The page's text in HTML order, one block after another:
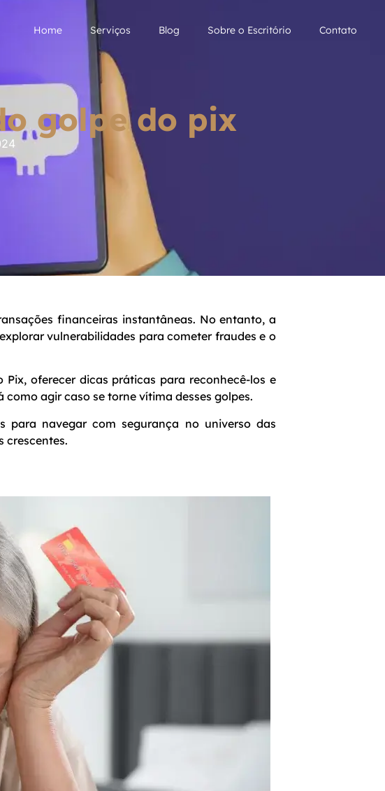
Home Serviços Blog Sobre o Escritório Contato
golpe do pix
financeiras instantâneas. No entanto, a
vulnerabilidades para cometer fraudes e o
oferecer dicas práticas para reconhecê-los e
agir caso se torne vítima desses golpes.
para navegar com segurança no universo das
crescentes.